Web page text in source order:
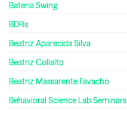
Bateria Swing
BDRs
Beatriz Aparecida Silva
Beatriz Collalto
Beatriz Massarente Favacho
Behavioral Science Lab Seminars